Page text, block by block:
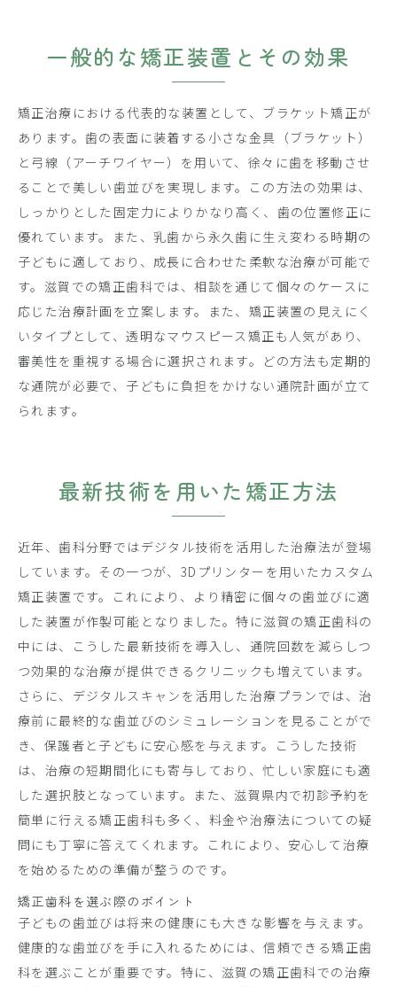
一般的な矯正装置とその効果
矯正治療における代表的な装置として、ブラケット矯正が
あります。歯の表面に装着する小さな金具（ブラケット）
と弓線（アーチワイヤー）を用いて、徐々に歯を移動させ
ることで美しい歯並びを実現します。この方法の効果は、
しっかりとした固定力によりかなり高く、歯の位置修正に
優れています。また、乳歯から永久歯に生え変わる時期の
子どもに適しており、成長に合わせた柔軟な治療が可能で
す。滋賀での矯正歯科では、相談を通じて個々のケースに
応じた治療計画を立案します。また、矯正装置の見えにく
いタイプとして、透明なマウスピース矯正も人気があり、
審美性を重視する場合に選択されます。どの方法も定期的
な通院が必要で、子どもに負担をかけない通院計画が立て
られます。
最新技術を用いた矯正方法
近年、歯科分野ではデジタル技術を活用した治療法が登場
しています。その一つが、3Dプリンターを用いたカスタム
矯正装置です。これにより、より精密に個々の歯並びに適
した装置が作製可能となりました。特に滋賀の矯正歯科の
中には、こうした最新技術を導入し、通院回数を減らしつ
つ効果的な治療が提供できるクリニックも増えています。
さらに、デジタルスキャンを活用した治療プランでは、治
療前に最終的な歯並びのシミュレーションを見ることがで
き、保護者と子どもに安心感を与えます。こうした技術
は、治療の短期間化にも寄与しており、忙しい家庭にも適
した選択肢となっています。また、滋賀県内で初診予約を
簡単に行える矯正歯科も多く、料金や治療法についての疑
問にも丁寧に答えてくれます。これにより、安心して治療
を始めるための準備が整うのです。
矯正歯科を選ぶ際のポイント
子どもの歯並びは将来の健康にも大きな影響を与えます。
健康的な歯並びを手に入れるためには、信頼できる矯正歯
科を選ぶことが重要です。特に、滋賀の矯正歯科での治療